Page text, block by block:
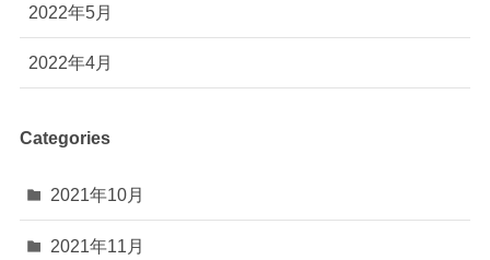
2022年5月
2022年4月
Categories
2021年10月
2021年11月